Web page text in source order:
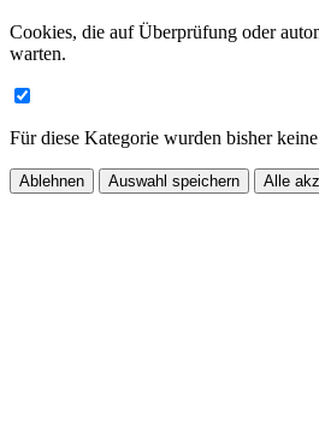
Cookies, die auf Überprüfung oder
warten.
Für diese Kategorie wurden bisher
Ablehnen Auswahl speichern Alle